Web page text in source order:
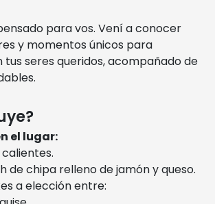
para vos. Vení a conocer
y momentos únicos para
seres queridos, acompañado de
el lugar:
de chipa relleno de jamón y queso.
a elección entre: